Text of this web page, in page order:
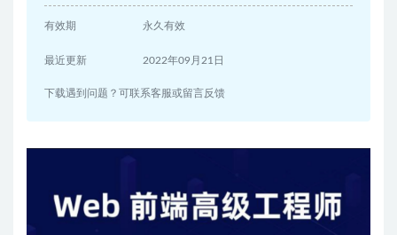
有效期 永久有效
最近更新 2022年09月21日
下载遇到问题？可联系客服或留言反馈